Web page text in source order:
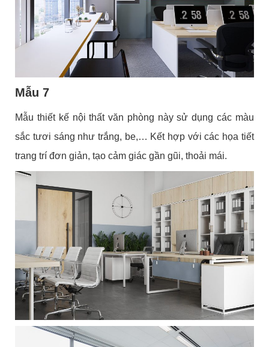
Mẫu 7
Mẫu thiết kế nội thất văn phòng này sử dụng các màu
sắc tươi sáng như trắng, be,… Kết hợp với các họa tiết
trang trí đơn giản, tạo cảm giác gần gũi, thoải mái.